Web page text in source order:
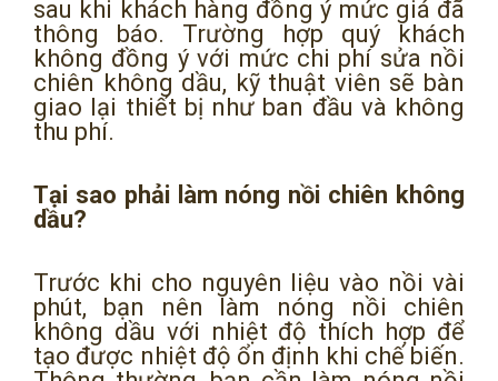
sau khi khách hàng đồng ý mức giá đã
thông báo. Trường hợp quý khách
không đồng ý với mức chi phí sửa nồi
chiên không dầu, kỹ thuật viên sẽ bàn
giao lại thiết bị như ban đầu và không
thu phí.
Tại sao phải làm nóng nồi chiên không
dầu?
Trước khi cho nguyên liệu vào nồi vài
phút, bạn nên làm nóng nồi chiên
không dầu với nhiệt độ thích hợp để
tạo được nhiệt độ ổn định khi chế biến.